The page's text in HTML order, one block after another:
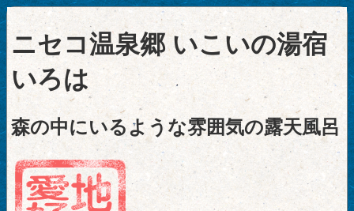
ニセコ温泉郷 いこいの湯宿
いろは
森の中にいるような雰囲気の露天風呂